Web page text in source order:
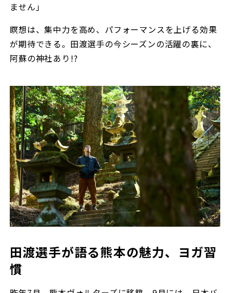
ません」
瞑想は、集中力を高め、パフォーマンスを上げる効果
が期待できる。田渡選手の今シーズンの活躍の裏に、
阿蘇の神社あり!?
田渡選手が語る熊本の魅力、ヨガ習
慣